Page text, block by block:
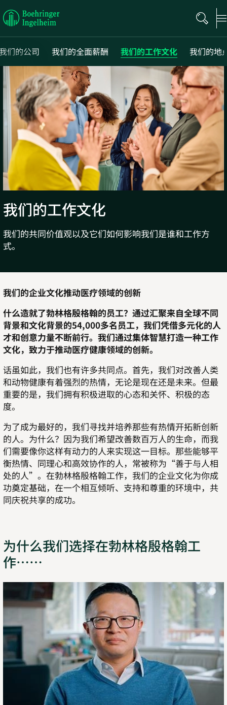
Boehringer
Ingelheim
们的公司
我们的全面薪酬 我们的工作文化 我们的地
Previous
Next
我们的工作文化
我们的共同价值观以及它们如何影响我们是谁和工作方
式。
我们的企业文化推动医疗领域的创新
什么造就了勃林格殷格翰的员工？通过汇聚来自全球不同
背景和文化背景的54,000多名员工，我们凭借多元化的人
才和创意力量不断前行。我们通过集体智慧打造一种工作
文化，致力于推动医疗健康领域的创新。
话虽如此，我们也有许多共同点。首先，我们对改善人类
和动物健康有着强烈的热情，无论是现在还是未来。但最
重要的是，我们拥有积极进取的心态和关怀、积极的态
度。
为了成为最好的，我们寻找并培养那些有热情开拓新创新
的人。为什么？因为我们希望改善数百万人的生命，而我
们需要像你这样有动力的人来实现这一目标。那些能够平
衡热情、同理心和高效协作的人，常被称为“善于与人相
处的人”。在勃林格殷格翰工作，我们的企业文化为你成
功奠定基础，在一个相互倾听、支持和尊重的环境中，共
同庆祝共享的成功。
为什么我们选择在勃林格殷格翰工
作……
解
更
多